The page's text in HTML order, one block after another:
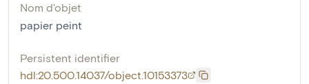
Nom d'objet
papier peint
Persistent identifier
hdl:20.500.14037/object.10153373